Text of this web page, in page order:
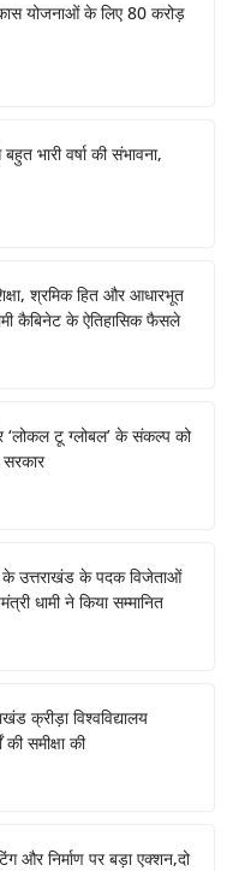
योजनाओं के लिए 80 करोड़
भारी वर्षा की संभावना,
श्रमिक हित और आधारभूत
कैबिनेट के ऐतिहासिक फैसले
‘लोकल टू ग्लोबल’ के संकल्प को
उत्तराखंड के पदक विजेताओं
धामी ने किया सम्मानित
क्रीड़ा विश्वविद्यालय
की समीक्षा की
और निर्माण पर बड़ा एक्शन,दो